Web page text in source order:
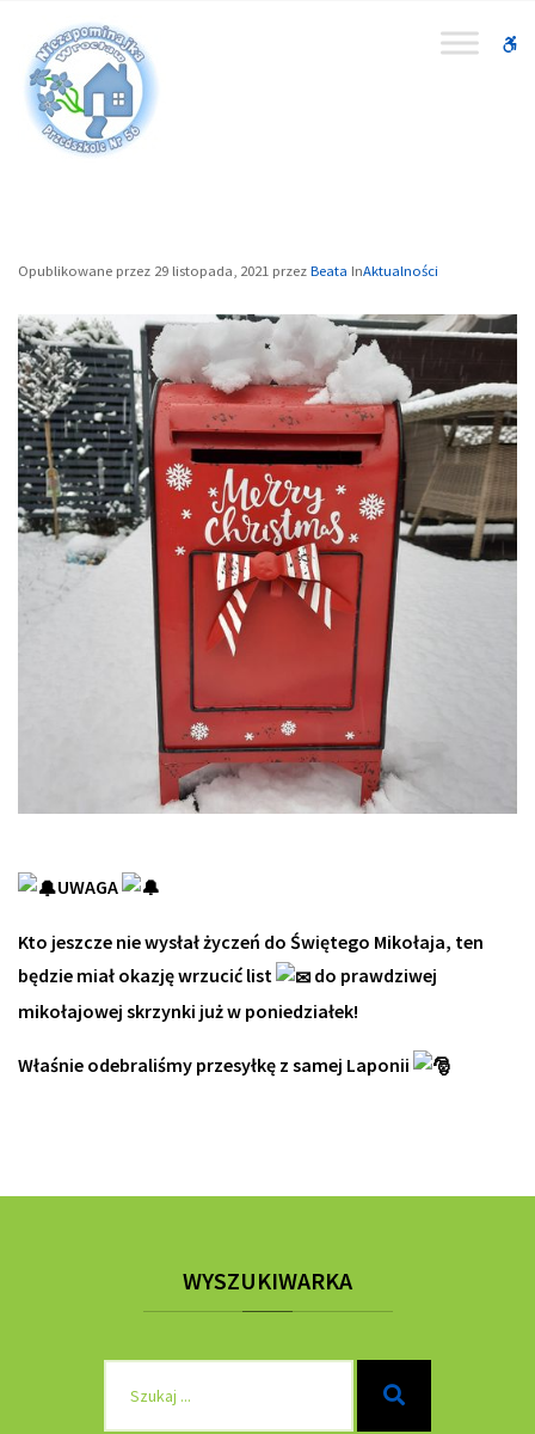
Opublikowane przez 29 listopada, 2021 przez Beata InAktualności
UWAGA
Kto jeszcze nie wysłał życzeń do Świętego Mikołaja, ten
będzie miał okazję wrzucić list
do prawdziwej
mikołajowej skrzynki już w poniedziałek!
Właśnie odebraliśmy przesyłkę z samej Laponii
WYSZUKIWARKA